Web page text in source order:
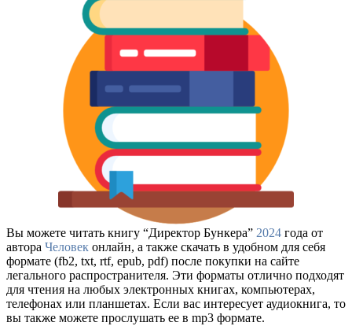
Вы можете читать книгу “Директор Бункера” 2024 года от
автора Человек онлайн, а также скачать в удобном для себя
формате (fb2, txt, rtf, epub, pdf) после покупки на сайте
легального распространителя. Эти форматы отлично подходят
для чтения на любых электронных книгах, компьютерах,
телефонах или планшетах. Если вас интересует аудиокнига, то
вы также можете прослушать ее в mp3 формате.